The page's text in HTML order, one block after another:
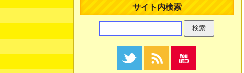
サイト内検索